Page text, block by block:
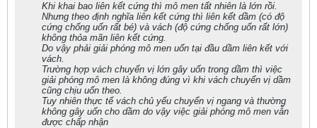
Khi khai bao liên kết cứng thì mô men tất nhiên là lớn rồi.
Nhưng theo định nghĩa liên kết cứng thì liên kết dầm (có độ
cứng chống uốn rất bé) và vách (độ cứng chống uốn rất lớn)
không thỏa mãn liên kết cứng.
Do vậy phải giải phóng mô men uốn tại đầu dầm liên kết với
vách.
Trường hợp vách chuyển vị lớn gây uốn trong dầm thì việc
giải phóng mô men là không đúng vì khi vách chuyển vị dầm
cũng chịu uốn theo.
Tuy nhiên thực tế vách chủ yếu chuyển vị ngang và thường
không gây uốn cho dầm do vậy việc giải phóng mô men vẫn
được chấp nhận